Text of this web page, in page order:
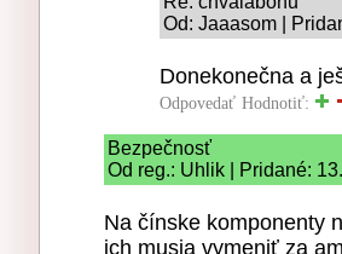
Od: Jaaasom |
Donekonečna a
Odpovedať Hodnotiť:
Bezpečnosť
Od reg.: Uhlik | Pridané:
Na čínske komponenty
ich musia vymeniť za